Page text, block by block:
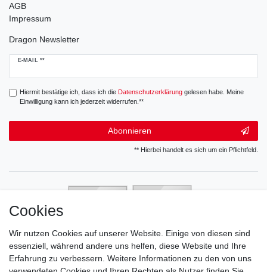
AGB
Impressum
Dragon Newsletter
E-MAIL **
Newsletter
Hiermit bestätige ich, dass ich die Daten­schutz­erklärunggelesen habe. Meine
Einwilligung kann ich jederzeit widerrufen.**
Abonnieren
** Hierbei handelt es sich um ein Pflichtfeld.
Cookies
Wir nutzen Cookies auf unserer Website. Einige von diesen sind
essenziell, während andere uns helfen, diese Website und Ihre
Erfahrung zu verbessern. Weitere Informationen zu den von uns